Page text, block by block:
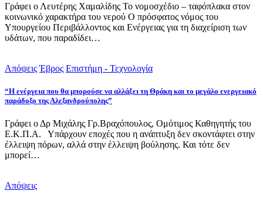
Γράφει ο Λευτέρης Χαμαλίδης Το νομοσχέδιο – ταφόπλακα στον
κοινωνικό χαρακτήρα του νερού Ο πρόσφατος νόμος του
Υπουργείου Περιβάλλοντος και Ενέργειας για τη διαχείριση των
υδάτων, που παραδίδει…
Απόψεις Έβρος Επιστήμη - Τεχνολογία
“Η ενέργεια που θα μπορούσε να αλλάξει τη Θράκη και το μεγάλο ενεργειακό
παράδοξο της Αλεξανδρούπολης”
Γράφει ο Δρ Μιχάλης Γρ.Βραχόπουλος, Ομότιμος Καθηγητής του
Ε.Κ.Π.Α. Υπάρχουν εποχές που η ανάπτυξη δεν σκοντάφτει στην
έλλειψη πόρων, αλλά στην έλλειψη βούλησης. Και τότε δεν
μπορεί…
Απόψεις